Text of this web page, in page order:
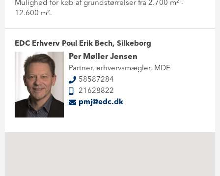
Mulighed for køb af grundstørrelser fra 2.700 m² -
12.600 m².
EDC Erhverv Poul Erik Bech, Silkeborg
Per Møller Jensen
Partner, erhvervsmægler, MDE
58587284
21628822
pmj@edc.dk